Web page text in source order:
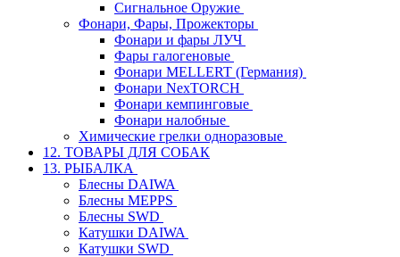
Сигнальное Оружие
Фонари, Фары, Прожекторы
Фонари и фары ЛУЧ
Фары галогеновые
Фонари MELLERT (Германия)
Фонари NexTORCH
Фонари кемпинговые
Фонари налобные
Химические грелки одноразовые
12. ТОВАРЫ ДЛЯ СОБАК
13. РЫБАЛКА
Блесны DAIWA
Блесны MEPPS
Блесны SWD
Катушки DAIWA
Катушки SWD